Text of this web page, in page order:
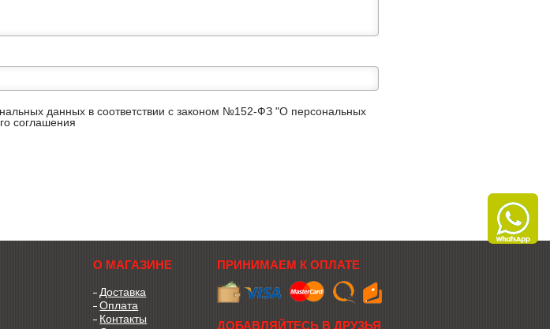
данных в соответствии с законом №152-ФЗ "О персональных
соглашения
О МАГАЗИНЕ
Доставка
Оплата
Контакты
ПРИНИМАЕМ К ОПЛАТЕ
ДОБАВЛЯЙТЕСЬ В ДРУЗЬЯ